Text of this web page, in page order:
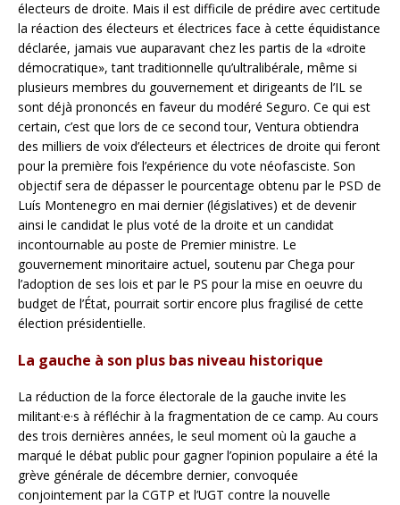
électeurs de droite. Mais il est difficile de prédire avec certitude
la réaction des électeurs et électrices face à cette équidistance
déclarée, jamais vue auparavant chez les partis de la «droite
démocratique», tant traditionnelle qu’ultralibérale, même si
plusieurs membres du gouvernement et dirigeants de l’IL se
sont déjà prononcés en faveur du modéré Seguro. Ce qui est
certain, c’est que lors de ce second tour, Ventura obtiendra
des milliers de voix d’électeurs et électrices de droite qui feront
pour la première fois l’expérience du vote néofasciste. Son
objectif sera de dépasser le pourcentage obtenu par le PSD de
Luís Montenegro en mai dernier (législatives) et de devenir
ainsi le candidat le plus voté de la droite et un candidat
incontournable au poste de Premier ministre. Le
gouvernement minoritaire actuel, soutenu par Chega pour
l’adoption de ses lois et par le PS pour la mise en oeuvre du
budget de l’État, pourrait sortir encore plus fragilisé de cette
élection présidentielle.
La gauche à son plus bas niveau historique
La réduction de la force électorale de la gauche invite les
militant·e·s à réfléchir à la fragmentation de ce camp. Au cours
des trois dernières années, le seul moment où la gauche a
marqué le débat public pour gagner l’opinion populaire a été la
grève générale de décembre dernier, convoquée
conjointement par la CGTP et l’UGT contre la nouvelle